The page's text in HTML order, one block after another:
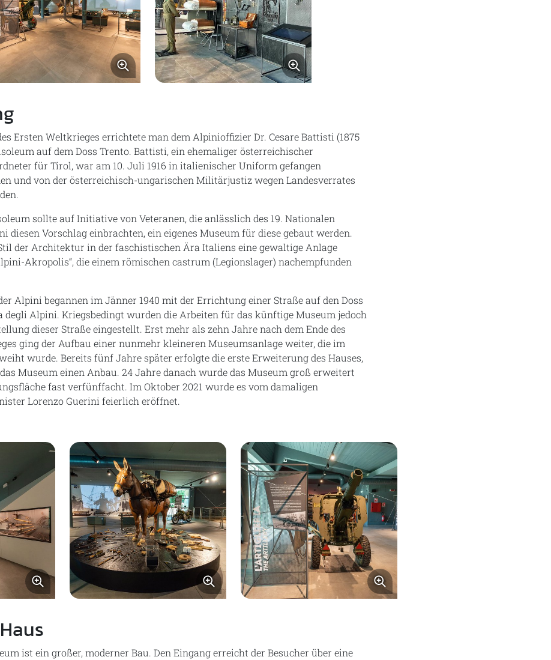
Bild vergrößern Bild vergrößern
Ersten Weltkrieges errichtete man dem Alpinioffizier Dr. Cesare Battisti (1875
auf dem Doss Trento. Battisti, ein ehemaliger österreichischer
für Tirol, war am 10. Juli 1916 in italienischer Uniform gefangen
und von der österreichisch-ungarischen Militärjustiz wegen Landesverrates
sollte auf Initiative von Veteranen, die anlässlich des 19. Nationalen
diesen Vorschlag einbrachten, ein eigenes Museum für diese gebaut werden.
der Architektur in der faschistischen Ära Italiens eine gewaltige Anlage
Akropolis“, die einem römischen castrum (Legionslager) nachempfunden
Alpini begannen im Jänner 1940 mit der Errichtung einer Straße auf den Doss
degli Alpini. Kriegsbedingt wurden die Arbeiten für das künftige Museum jedoch
dieser Straße eingestellt. Erst mehr als zehn Jahre nach dem Ende des
ging der Aufbau einer nunmehr kleineren Museumsanlage weiter, die im
wurde. Bereits fünf Jahre später erfolgte die erste Erweiterung des Hauses,
Museum einen Anbau. 24 Jahre danach wurde das Museum groß erweitert
fast verfünffacht. Im Oktober 2021 wurde es vom damaligen
Lorenzo Guerini feierlich eröffnet.
Bild vergrößern Bild vergrößern Bild vergrößern
ist ein großer, moderner Bau. Den Eingang erreicht der Besucher über eine